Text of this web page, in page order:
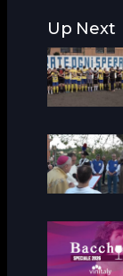
Up Next